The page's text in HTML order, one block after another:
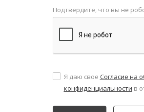
Подтвердите, что вы не
Я даю свое Согласие на
конфиденциальности в